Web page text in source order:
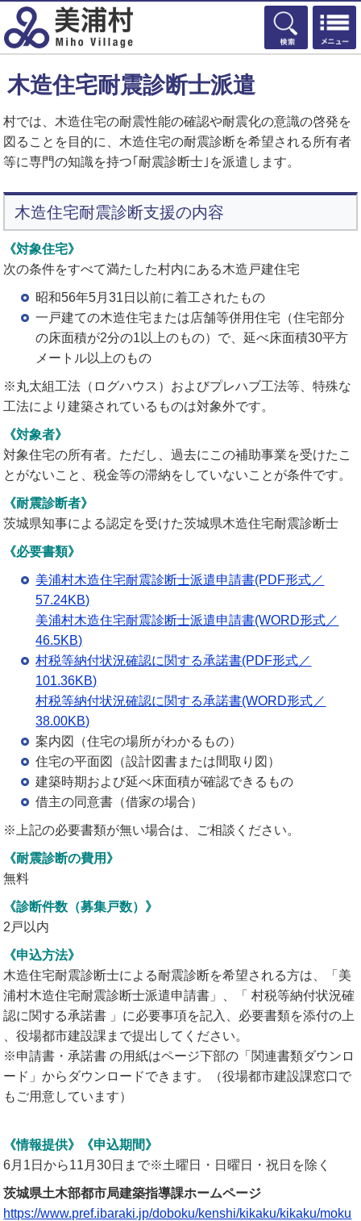
検索
木造住宅耐震診断士派遣
村では、木造住宅の耐震性能の確認や耐震化の意識の啓発を
図ることを目的に、木造住宅の耐震診断を希望される所有者
等に専門の知識を持つ｢耐震診断士｣を派遣します。
木造住宅耐震診断支援の内容
《対象住宅》
次の条件をすべて満たした村内にある木造戸建住宅
昭和56年5月31日以前に着工されたもの
一戸建ての木造住宅または店舗等併用住宅（住宅部分
の床面積が2分の1以上のもの）で、延べ床面積30平方
メートル以上のもの
※丸太組工法（ログハウス）およびプレハブ工法等、特殊な
工法により建築されているものは対象外です。
《対象者》
対象住宅の所有者。ただし、過去にこの補助事業を受けたこ
とがないこと、税金等の滞納をしていないことが条件です。
《耐震診断者》
茨城県知事による認定を受けた茨城県木造住宅耐震診断士
《必要書類》
美浦村木造住宅耐震診断士派遣申請書(PDF形式／
57.24KB)
美浦村木造住宅耐震診断士派遣申請書(WORD形式／
46.5KB)
村税等納付状況確認に関する承諾書(PDF形式／
101.36KB)
村税等納付状況確認に関する承諾書(WORD形式／
38.00KB)
案内図（住宅の場所がわかるもの）
住宅の平面図（設計図書または間取り図）
建築時期および延べ床面積が確認できるもの
借主の同意書（借家の場合）
※上記の必要書類が無い場合は、ご相談ください。
《耐震診断の費用》
無料
《診断件数（募集戸数）》
2戸以内
《申込方法》
木造住宅耐震診断士による耐震診断を希望される方は、「美
浦村木造住宅耐震診断士派遣申請書」、「 村税等納付状況確
認に関する承諾書 」に必要事項を記入、必要書類を添付の上
、役場都市建設課まで提出してください。
※申請書・承諾書 の用紙はページ下部の「関連書類ダウンロ
ード」からダウンロードできます。（役場都市建設課窓口で
もご用意しています）
《情報提供》
《申込期間》
6月1日から11月30日まで※土曜日・日曜日・祝日を除く
茨城県土木部都市局建築指導課ホームページ
https://www.pref.ibaraki.jp/doboku/kenshi/kikaku/kikaku/moku